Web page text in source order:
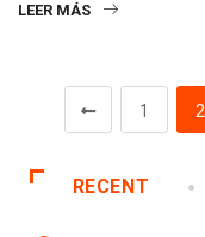
LEER MÁS
1 2
RECENT